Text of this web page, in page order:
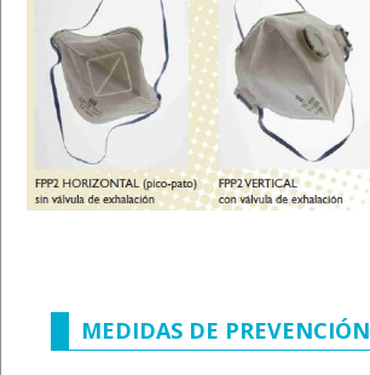
MEDIDAS DE PREVENCIÓN